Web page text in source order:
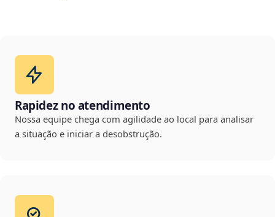
Rapidez no atendimento
Nossa equipe chega com agilidade ao local para analisar
a situação e iniciar a desobstrução.